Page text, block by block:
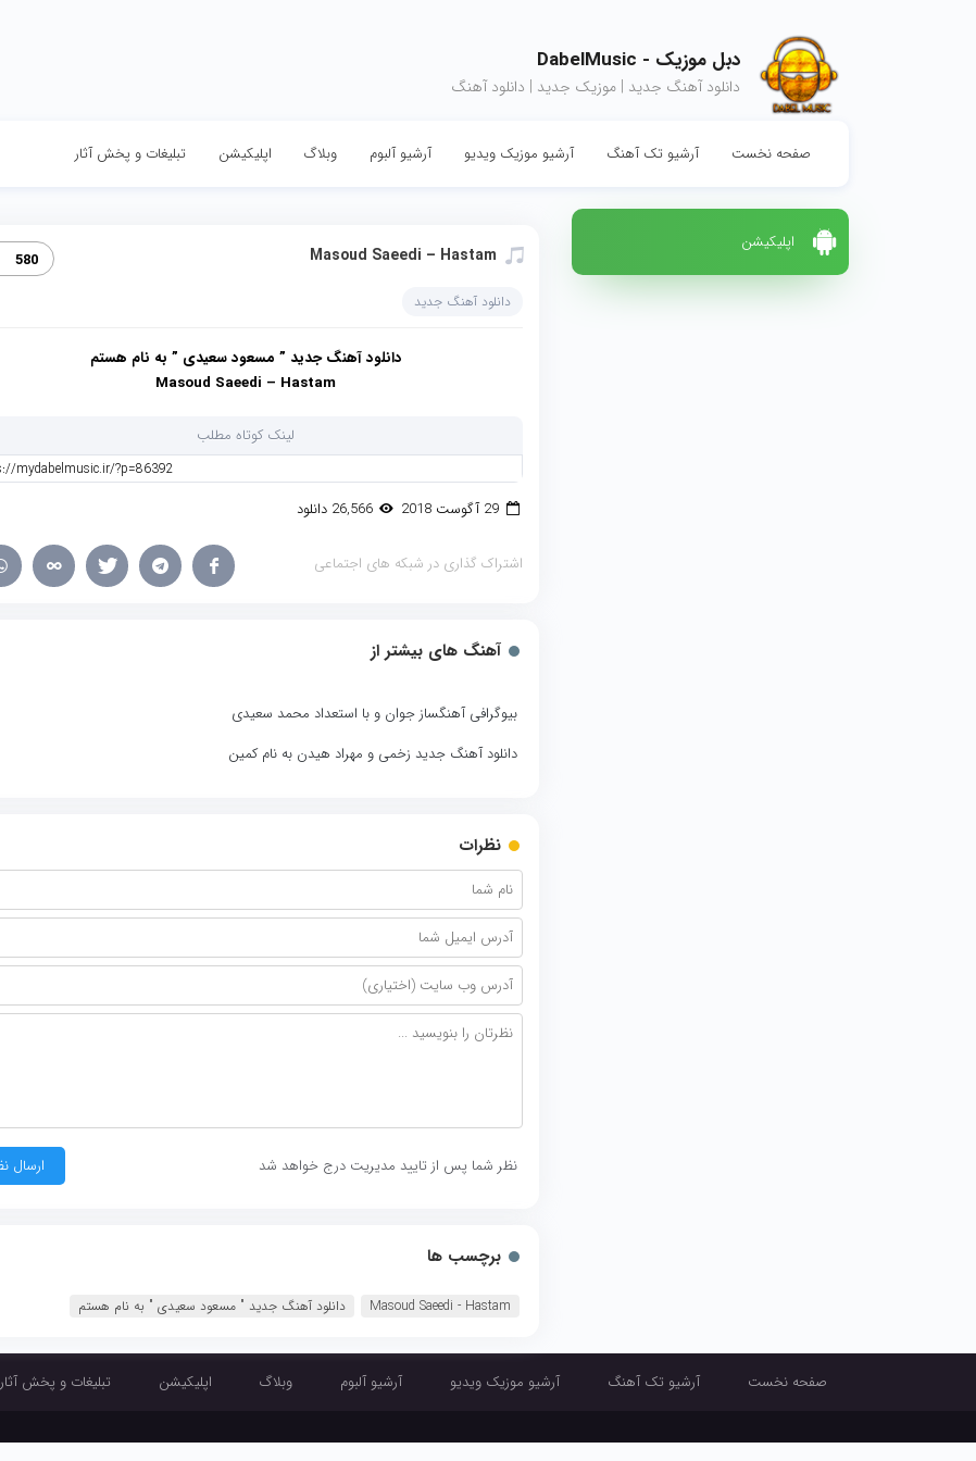
دبل موزیک - DabelMusic
دانلود آهنگ جدید | موزیک جدید | دانلود آهنگ
صفحه نخست آرشیو تک آهنگ آرشیو موزیک ویدیو آرشیو آلبوم وبلاگ اپلیکیشن تبلیغات و پخش آثار
اپلیکیشن
Masoud Saeedi – Hastam‏
580
دانلود آهنگ جدید
دانلود آهنگ جدید ” مسعود سعیدی ” به نام هستم
Masoud Saeedi – Hastam
لینک کوتاه مطلب
29 آگوست 2018 26,566 دانلود
اشتراک گذاری در شبکه های اجتماعی
آهنگ های بیشتر از
بیوگرافی آهنگساز جوان و با استعداد محمد سعیدی
دانلود آهنگ جدید زخمی و مهراد هیدن به نام کمین
نظرات
نظر شما پس از تایید مدیریت درج خواهد شد
برچسب ها
Masoud Saeedi - Hastam‏ دانلود آهنگ جديد " مسعود سعیدی " به نام هستم
صفحه نخست آرشیو تک آهنگ آرشیو موزیک ویدیو آرشیو آلبوم وبلاگ اپلیکیشن تبلیغات و پخش آثار